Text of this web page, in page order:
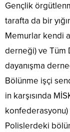
Gençlik
tarafta da bir
Memurlar kendi
derneği) ve Tüm
dayanışma
Bölünme işçi
in karşısında
konfederasyonu)
Polislerdeki